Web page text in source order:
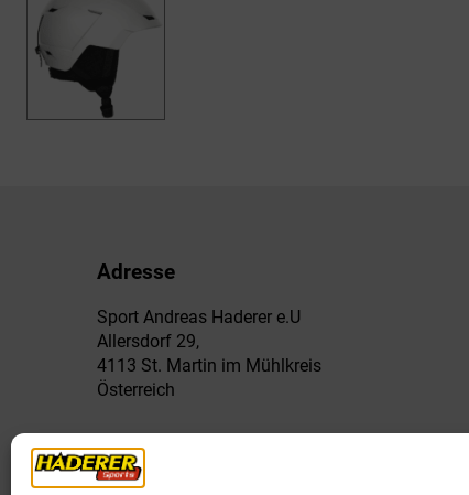
Adresse
Sport Andreas Haderer e.U
Allersdorf 29,
4113 St. Martin im Mühlkreis
Österreich